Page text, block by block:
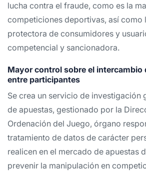
lucha contra el fraude, como es la
competiciones deportivas, así como
protectora de consumidores y
competencial y sancionadora.
Mayor control sobre el intercambio
entre participantes
Se crea un servicio de investigación
de apuestas, gestionado por la
Ordenación del Juego, órgano
tratamiento de datos de carácter
realicen en el mercado de apuestas
prevenir la manipulación en